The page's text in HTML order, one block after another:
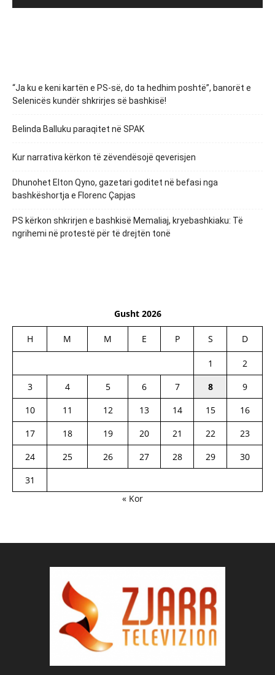
“Ja ku e keni kartën e PS-së, do ta hedhim poshtë”, banorët e
Selenicës kundër shkrirjes së bashkisë!
Belinda Balluku paraqitet në SPAK
Kur narrativa kërkon të zëvendësojë qeverisjen
Dhunohet Elton Qyno, gazetari goditet në befasi nga
bashkëshortja e Florenc Çapjas
PS kërkon shkrirjen e bashkisë Memaliaj, kryebashkiaku: Të
ngrihemi në protestë për të drejtën tonë
Gusht 2026
H M M E P S D
1
2
3
4 5 6 7 8
9
10
11 12 13 14 15
16
17
18 19 20 21 22
23
24
25 26 27 28 29
30
31
« Kor